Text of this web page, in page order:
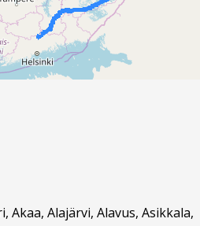
Akaa, Alajärvi, Alavus, Asikkala,